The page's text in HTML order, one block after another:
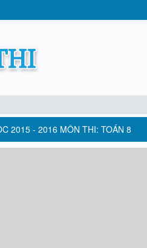
2015 - 2016 MÔN THI: TOÁN 8